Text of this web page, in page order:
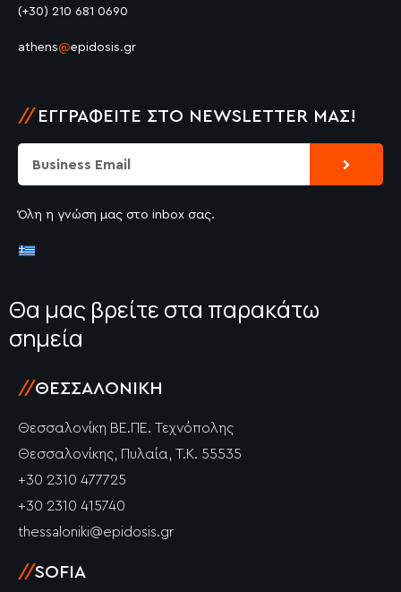
(+30) 210 681 0690
athens@epidosis.gr
// ΕΓΓΡΑΦΕΊΤΕ ΣΤΟ NEWSLETTER ΜΑΣ!
Submit
Όλη η γνώση μας στο inbox σας.
Θα μας βρείτε στα παρακάτω
σημεία
//ΘΕΣΣΑΛΟΝΊΚΗ
Θεσσαλονίκη ΒΕ.ΠΕ. Τεχνόπολης
Θεσσαλονίκης, Πυλαία, Τ.Κ. 55535
+30 2310 477725
+30 2310 415740
thessaloniki@epidosis.gr
//SOFIA